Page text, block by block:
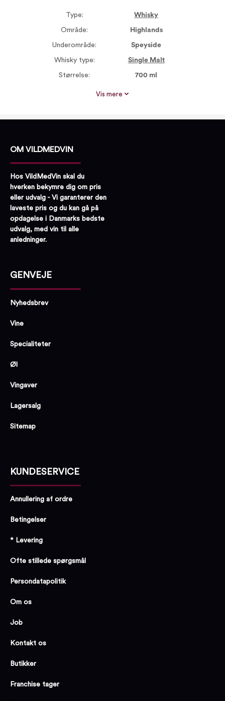
Type: Whisky
Område: Highlands
Underområde: Speyside
Whisky type: Single Malt
Størrelse: 700 ml
Proptype: Kork
Vis mere
OM VILDMEDVIN
Hos VildMedVin skal du
hverken bekymre dig om pris
eller udvalg - Vi garanterer den
laveste pris og du kan gå på
opdagelse i Danmarks bedste
udvalg, med vin til alle
anledninger.
GENVEJE
Nyhedsbrev
Vine
Specialiteter
Øl
Vingaver
Lagersalg
Sitemap
KUNDESERVICE
Annullering af ordre
Betingelser
* Levering
Ofte stillede spørgsmål
Persondatapolitik
Om os
Job
Kontakt os
Butikker
Franchise tager